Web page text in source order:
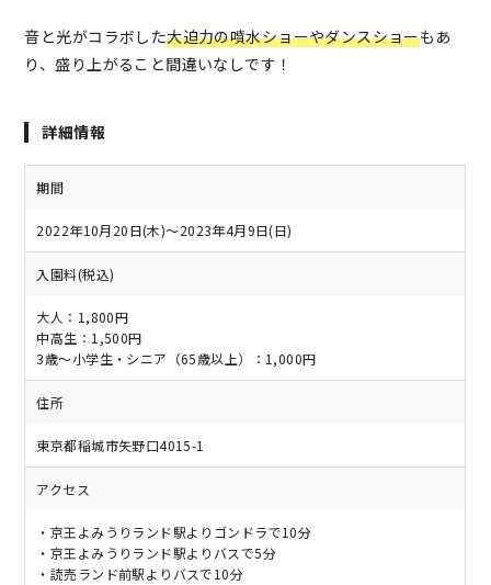
音と光がコラボした大迫力の噴水ショーやダンスショーもあ
り、盛り上がること間違いなしです！
詳細情報
期間
2022年10月20日(木)～2023年4月9日(日)
入園料(税込)
大人：1,800円
中高生：1,500円
3歳～小学生・シニア（65歳以上）：1,000円
住所
東京都稲城市矢野口4015-1
アクセス
・京王よみうりランド駅よりゴンドラで10分
・京王よみうりランド駅よりバスで5分
・読売ランド前駅よりバスで10分